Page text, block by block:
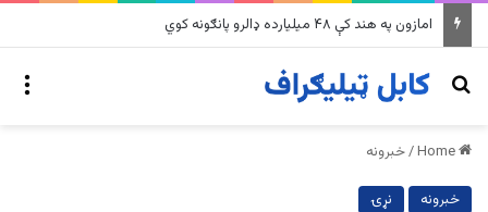
په وینزویلا کې زورورو زلزلو پراخ زیانونه اړولي
Search for
/خبرونه
خبرونه نړۍ